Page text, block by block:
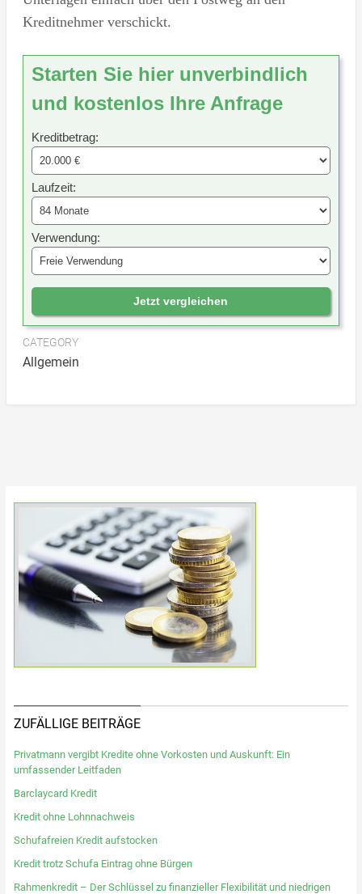
Kreditnehmer verschickt.
Starten Sie hier unverbindlich
und kostenlos Ihre Anfrage
Kreditbetrag:
Laufzeit:
Verwendung:
Jetzt vergleichen
CATEGORY
Allgemein
ZUFÄLLIGE BEITRÄGE
Privatmann vergibt Kredite ohne Vorkosten und Auskunft: Ein
umfassender Leitfaden
Barclaycard Kredit
Kredit ohne Lohnnachweis
Schufafreien Kredit aufstocken
Kredit trotz Schufa Eintrag ohne Bürgen
Rahmenkredit – Der Schlüssel zu finanzieller Flexibilität und niedrigen